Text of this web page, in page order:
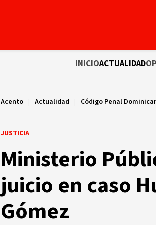
INICIOACTUALIDAD
Acento | Actualidad | Código Penal
JUSTICIA
Ministerio
juicio en caso
Gómez